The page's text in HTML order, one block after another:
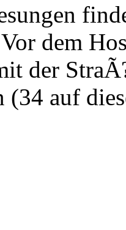
dem
der
(34 auf